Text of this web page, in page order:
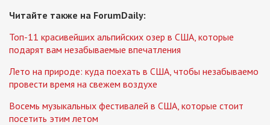
Читайте также на ForumDaily:
Топ-11 красивейших альпийских озер в США, которые
подарят вам незабываемые впечатления
Лето на природе: куда поехать в США, чтобы незабываемо
провести время на свежем воздухе
Восемь музыкальных фестивалей в США, которые стоит
посетить этим летом